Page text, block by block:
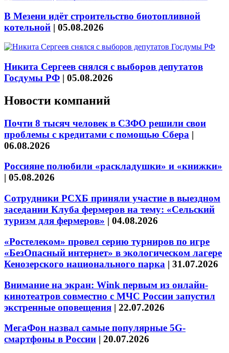
В Мезени идёт строительство биотопливной
котельной | 05.08.2026
Никита Сергеев снялся с выборов депутатов
Госдумы РФ | 05.08.2026
Новости компаний
Почти 8 тысяч человек в СЗФО решили свои
проблемы с кредитами с помощью Сбера |
06.08.2026
Россияне полюбили «раскладушки» и «книжки»
| 05.08.2026
Сотрудники РСХБ приняли участие в выездном
заседании Клуба фермеров на тему: «Сельский
туризм для фермеров» | 04.08.2026
«Ростелеком» провел серию турниров по игре
«БезОпасный интернет» в экологическом лагере
Кенозерского национального парка | 31.07.2026
Внимание на экран: Wink первым из онлайн-
кинотеатров совместно с МЧС России запустил
экстренные оповещения | 22.07.2026
МегаФон назвал самые популярные 5G-
смартфоны в России | 20.07.2026